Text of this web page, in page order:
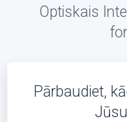
Optiskais
Pārbaudiet,